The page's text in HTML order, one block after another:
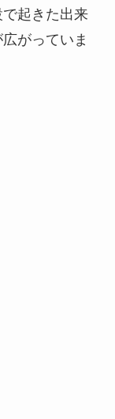
起きた出来
がっていま